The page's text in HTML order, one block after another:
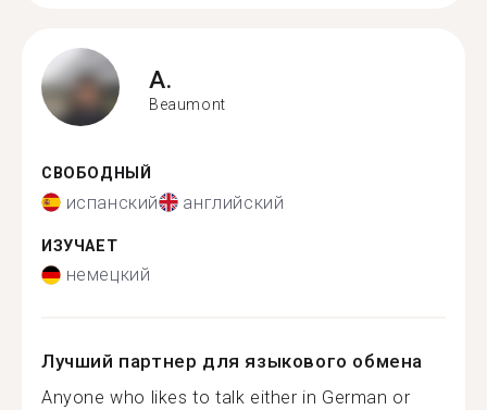
A.
Beaumont
СВОБОДНЫЙ
испанский английский
ИЗУЧАЕТ
немецкий
Лучший партнер для языкового обмена
Anyone who likes to talk either in German or